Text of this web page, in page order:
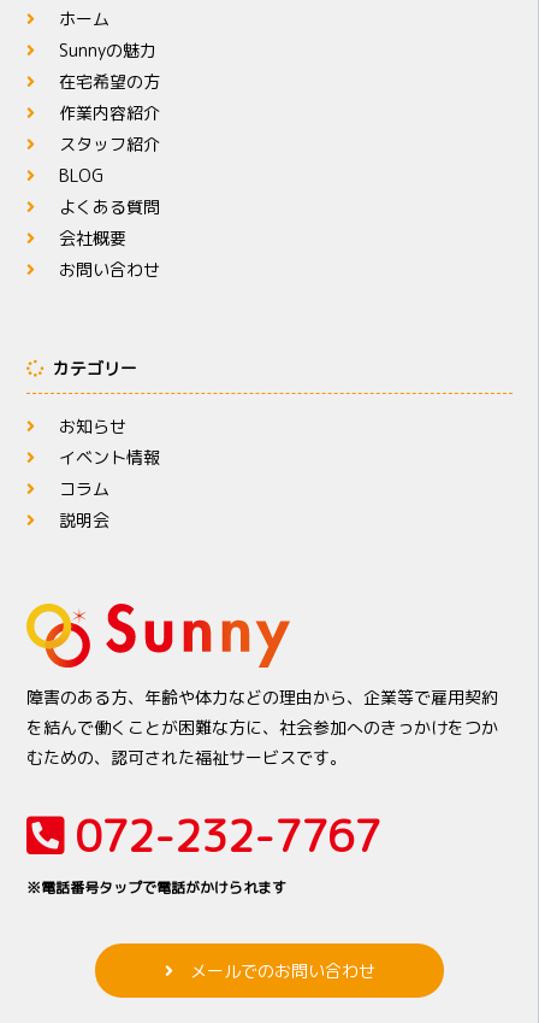
ホーム
Sunnyの魅力
在宅希望の方
作業内容紹介
スタッフ紹介
BLOG
よくある質問
会社概要
お問い合わせ
カテゴリー
お知らせ
イベント情報
コラム
説明会
障害のある方、年齢や体力などの理由から、企業等で雇用契約
を結んで働くことが困難な方に、社会参加へのきっかけをつか
むための、認可された福祉サービスです。
072-232-7767
※電話番号タップで電話がかけられます
メールでのお問い合わせ